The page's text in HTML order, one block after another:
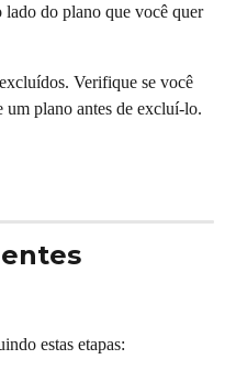
lado do plano que você quer
Verifique se você
um plano antes de excluí-lo.
estas etapas: